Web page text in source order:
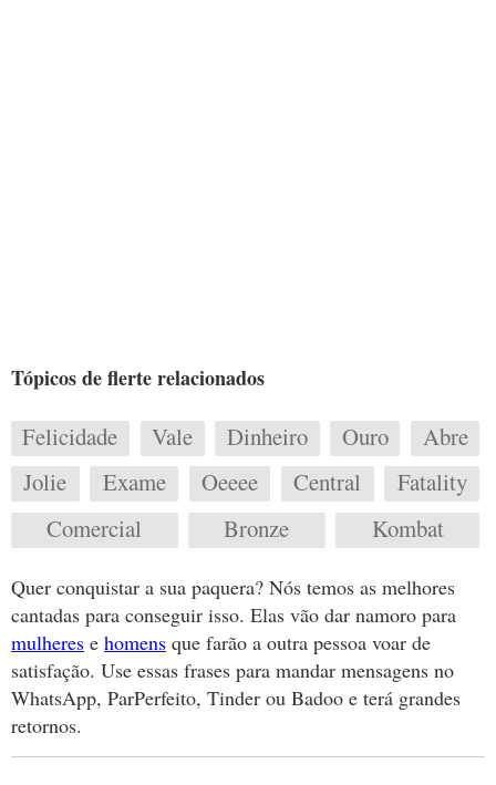
Tópicos de flerte relacionados
Felicidade Vale Dinheiro Ouro
Abre
Jolie
Exame Oeeee Central
Fatality
Comercial
Bronze Kombat
Quer conquistar a sua paquera? Nós temos as melhores
cantadas para conseguir isso. Elas vão dar namoro para
mulheres e homens que farão a outra pessoa voar de
satisfação. Use essas frases para mandar mensagens no
WhatsApp, ParPerfeito, Tinder ou Badoo e terá grandes
retornos.